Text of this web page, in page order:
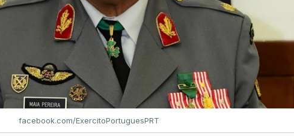
facebook.com/ExercitoPortuguesPRT